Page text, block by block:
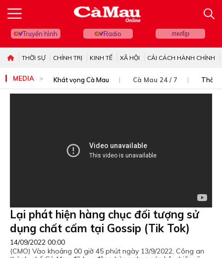
Truyền hình Radio ភាសាខ្មែរ
THỜI SỰ CHÍNH TRỊ KINH TẾ XÃ HỘI CẢI CÁCH HÀNH CHÍNH
MEDIA Khát vọng Cà Mau Cà Mau 24 / 7 Thời
Lại phát hiện hàng chục đối tượng sử
dụng chất cấm tại Gossip (Tik Tok)
14/09/2022 00:00
(CMO) Vào khoảng 00 giờ 45 phút ngày 13/9/2022, Công an